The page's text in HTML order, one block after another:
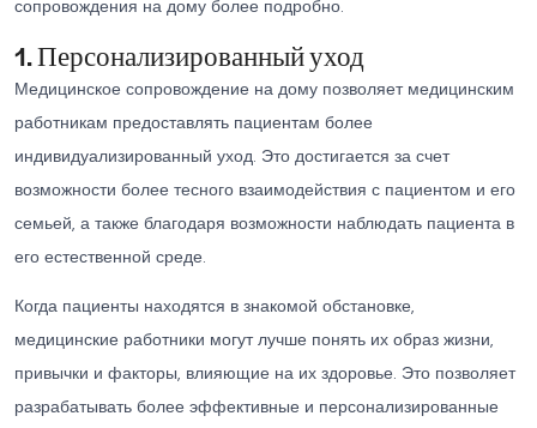
сопровождения на дому более подробно.
1. Персонализированный уход
Медицинское сопровождение на дому позволяет медицинским
работникам предоставлять пациентам более
индивидуализированный уход. Это достигается за счет
возможности более тесного взаимодействия с пациентом и его
семьей, а также благодаря возможности наблюдать пациента в
его естественной среде.
Когда пациенты находятся в знакомой обстановке,
медицинские работники могут лучше понять их образ жизни,
привычки и факторы, влияющие на их здоровье. Это позволяет
разрабатывать более эффективные и персонализированные